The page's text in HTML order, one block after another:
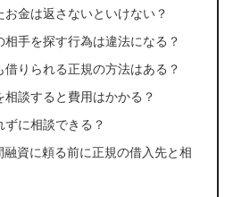
金は返さないといけない？
手を探す行為は違法になる？
りられる正規の方法はある？
談すると費用はかかる？
に相談できる？
融資に頼る前に正規の借入先と相